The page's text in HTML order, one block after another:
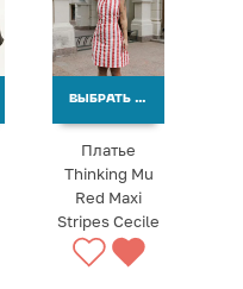
ВЫБРАТЬ ВАРИАНТЫ
Платье
Thinking Mu
Red Maxi
Stripes Cecile